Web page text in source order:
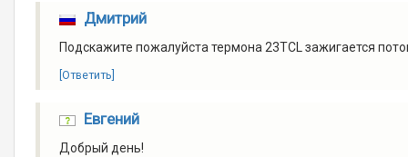
Дмитрий
Подскажите пожалуйста термона 23TCL зажигается
[Ответить]
Евгений
Добрый день!